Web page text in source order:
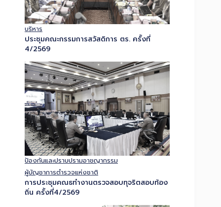
บริหาร
ประชุมคณะกรรมการสวัสดิการ ตร. ครั้งที่
4/2569
ป้องกันและปราบปรามอาชญากรรม
ผู้บัญชาการตำรวจแห่งชาติ
การประชุมคณธทำงานตรวจสอบทุจริตสอบท้อง
ถิ่น ครั้งที่4/2569